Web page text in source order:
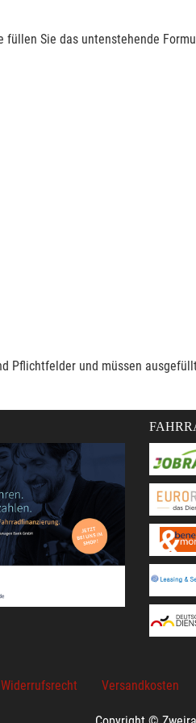
Sie das untenstehende
Pflichtfelder und müssen
Widerrufsrecht Versandkosten